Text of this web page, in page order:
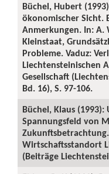
Büchel, Hubert
ökonomischer Sicht.
Anmerkungen. In: A.
Kleinstaat,
Probleme. Vaduz:
Liechtensteinischen
Gesellschaft
Bd. 16), S. 97-106.
Büchel, Klaus
Spannungsfeld von
Wirtschaftsstandort
(Beiträge